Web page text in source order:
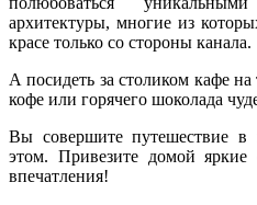
архитектуры, многие из
красе только со стороны канала.
А посидеть за столиком кафе
кофе или горячего шоколада
Вы совершите путешествие
этом. Привезите домой
впечатления!